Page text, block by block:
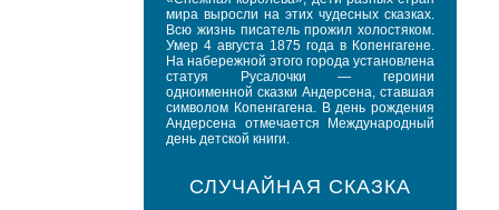
мира выросли на этих чудесных сказках.
Всю жизнь писатель прожил холостяком.
Умер 4 августа 1875 года в Копенгагене.
На набережной этого города установлена
статуя Русалочки — героини
одноименной сказки Андерсена, ставшая
символом Копенгагена. В день рождения
Андерсена отмечается Международный
день детской книги.
СЛУЧАЙНАЯ СКАЗКА